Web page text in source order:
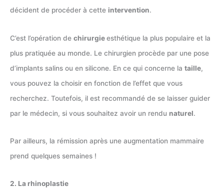
décident de procéder à cette intervention.
C’est l’opération de chirurgieesthétique la plus populaire et la
plus pratiquée au monde. Le chirurgien procède par une pose
d’implants salins ou en silicone. En ce qui concerne la taille,
vous pouvez la choisir en fonction de l’effet que vous
recherchez. Toutefois, il est recommandé de se laisser guider
par le médecin, si vous souhaitez avoir un rendu naturel.
Par ailleurs, la rémission après une augmentation mammaire
prend quelques semaines !
2. La rhinoplastie